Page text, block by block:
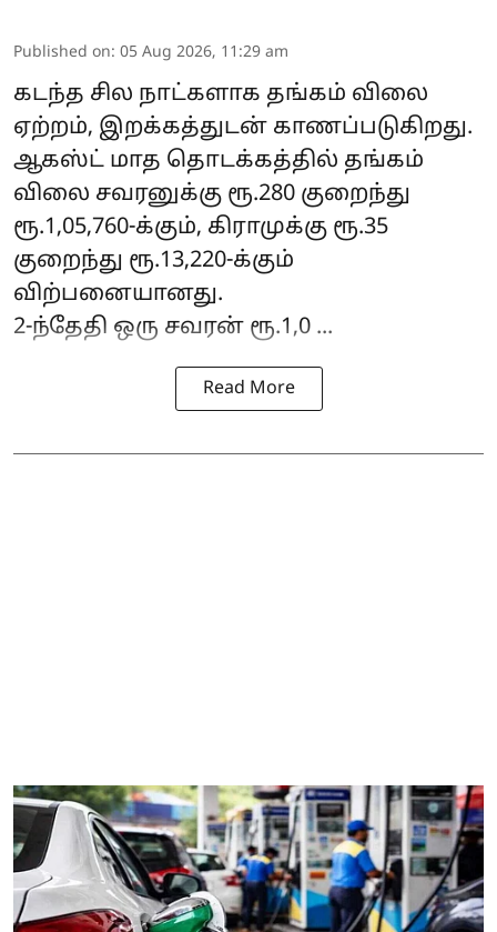
Published on: 05 Aug 2026, 11:29 am
கடந்த சில நாட்களாக தங்கம் விலை
ஏற்றம், இறக்கத்துடன் காணப்படுகிறது.
ஆகஸ்ட் மாத தொடக்கத்தில் தங்கம்
விலை சவரனுக்கு ரூ.280 குறைந்து
ரூ.1,05,760-க்கும், கிராமுக்கு ரூ.35
குறைந்து ரூ.13,220-க்கும்
விற்பனையானது.
2-ந்தேதி ஒரு சவரன் ரூ.1,0 ...
Read More